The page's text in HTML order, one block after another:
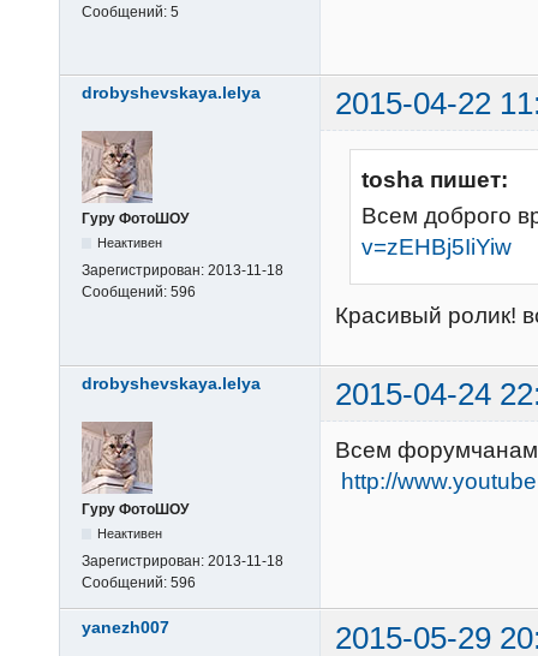
Сообщений: 5
drobyshevskaya.lelya 2015-04-22
Гуру ФотоШОУ
Неактивен
Зарегистрирован: 2013-11-18
Сообщений: 596
tosha пишет:
Всем доброго
v=zEHBj5IiYiw
Красивый ролик!
drobyshevskaya.lelya 2015-04-24
Гуру ФотоШОУ
Неактивен
Зарегистрирован: 2013-11-18
Сообщений: 596
Всем форумчанам
http://
yanezh007 2015-05-29